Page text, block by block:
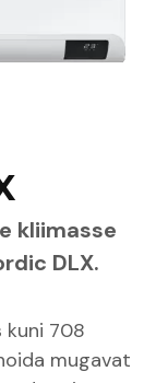
kliimasse
DLX.
kuni 708
mugavat